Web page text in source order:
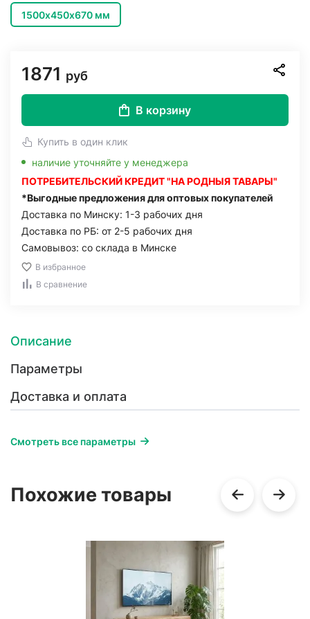
1500х450х670 мм
1871 руб
В корзину
Купить в один клик
наличие уточняйте у менеджера
ПОТРЕБИТЕЛЬСКИЙ КРЕДИТ "НА РОДНЫЯ ТАВАРЫ"
*Выгодные предложения для оптовых покупателей
Доставка по Минску: 1-3 рабочих дня
Доставка по РБ: от 2-5 рабочих дня
Самовывоз: со склада в Минске
В избранное
В сравнение
Описание
Параметры
Доставка и оплата
Смотреть все параметры
Похожие товары